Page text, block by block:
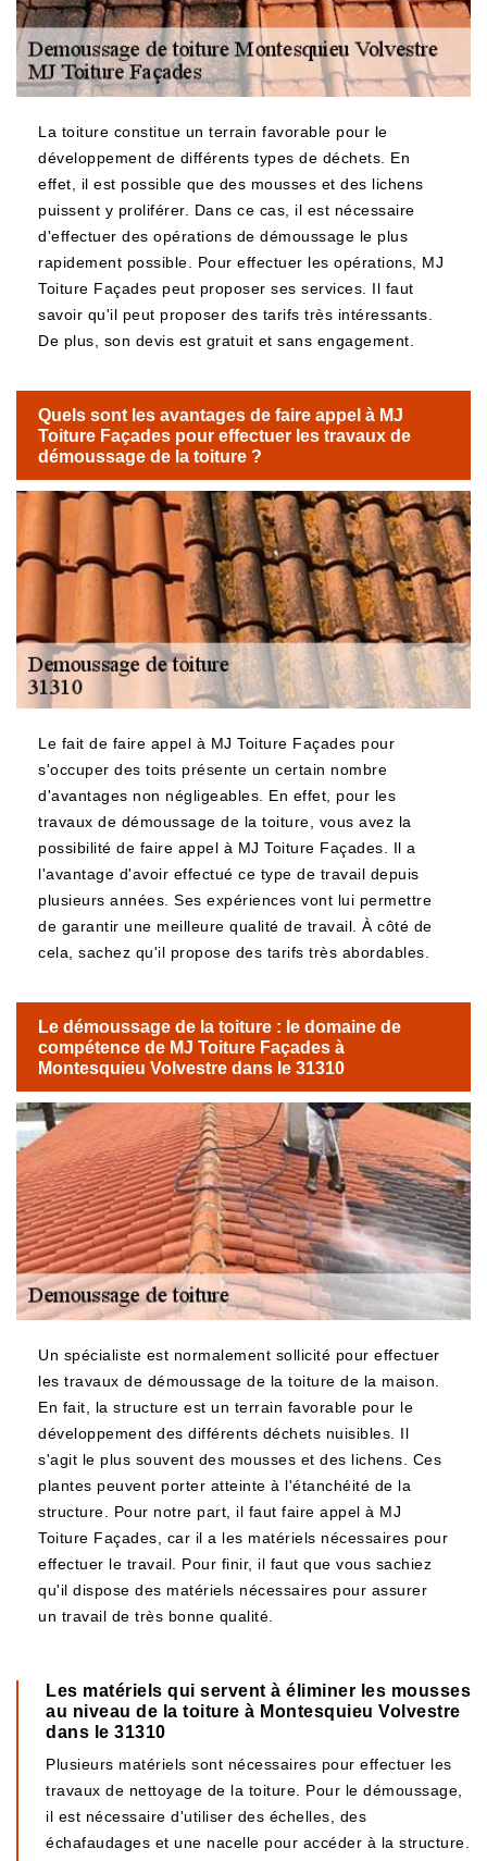
La toiture constitue un terrain favorable pour le
développement de différents types de déchets. En
effet, il est possible que des mousses et des lichens
puissent y proliférer. Dans ce cas, il est nécessaire
d'effectuer des opérations de démoussage le plus
rapidement possible. Pour effectuer les opérations, MJ
Toiture Façades peut proposer ses services. Il faut
savoir qu'il peut proposer des tarifs très intéressants.
De plus, son devis est gratuit et sans engagement.
Quels sont les avantages de faire appel à MJ
Toiture Façades pour effectuer les travaux de
démoussage de la toiture ?
Le fait de faire appel à MJ Toiture Façades pour
s'occuper des toits présente un certain nombre
d'avantages non négligeables. En effet, pour les
travaux de démoussage de la toiture, vous avez la
possibilité de faire appel à MJ Toiture Façades. Il a
l'avantage d'avoir effectué ce type de travail depuis
plusieurs années. Ses expériences vont lui permettre
de garantir une meilleure qualité de travail. À côté de
cela, sachez qu'il propose des tarifs très abordables.
Le démoussage de la toiture : le domaine de
compétence de MJ Toiture Façades à
Montesquieu Volvestre dans le 31310
Un spécialiste est normalement sollicité pour effectuer
les travaux de démoussage de la toiture de la maison.
En fait, la structure est un terrain favorable pour le
développement des différents déchets nuisibles. Il
s'agit le plus souvent des mousses et des lichens. Ces
plantes peuvent porter atteinte à l'étanchéité de la
structure. Pour notre part, il faut faire appel à MJ
Toiture Façades, car il a les matériels nécessaires pour
effectuer le travail. Pour finir, il faut que vous sachiez
qu'il dispose des matériels nécessaires pour assurer
un travail de très bonne qualité.
Les matériels qui servent à éliminer les mousses
au niveau de la toiture à Montesquieu Volvestre
dans le 31310
Plusieurs matériels sont nécessaires pour effectuer les
travaux de nettoyage de la toiture. Pour le démoussage,
il est nécessaire d'utiliser des échelles, des
échafaudages et une nacelle pour accéder à la structure.